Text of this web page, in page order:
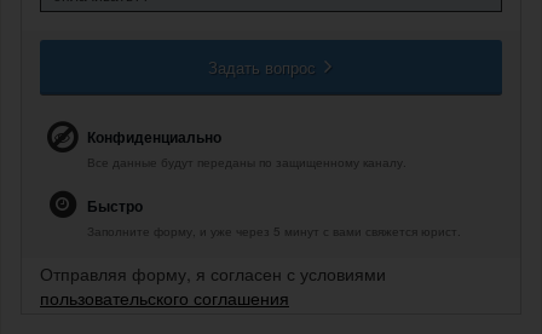
Задать вопрос
Конфиденциально
Все данные будут переданы по защищенному каналу.
Быстро
Заполните форму, и уже через 5 минут с вами свяжется юрист.
Отправляя форму, я согласен с условиями
пользовательского соглашения